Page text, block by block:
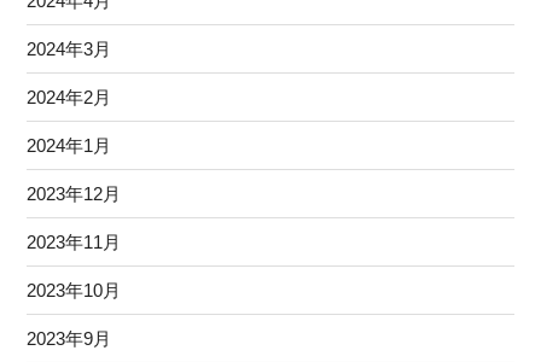
2024年3月
2024年2月
2024年1月
2023年12月
2023年11月
2023年10月
2023年9月